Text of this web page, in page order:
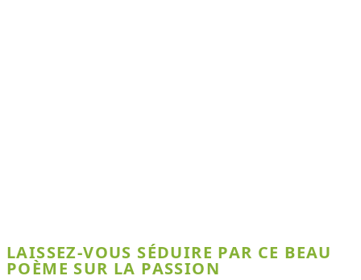
LAISSEZ-VOUS SÉDUIRE PAR CE BEAU
POÈME SUR LA PASSION